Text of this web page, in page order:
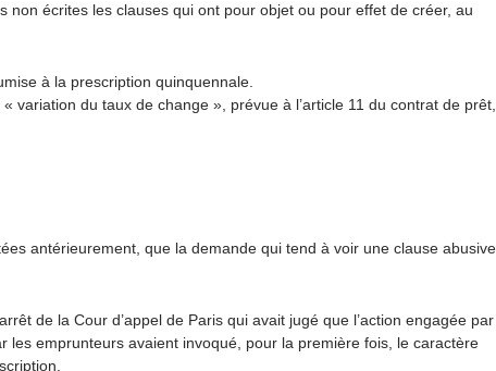
écrites les clauses qui ont pour objet ou pour effet de créer, au
à la prescription quinquennale.
du taux de change », prévue à l’article 11 du contrat de prêt,
antérieurement, que la demande qui tend à voir une clause abusive
de la Cour d’appel de Paris qui avait jugé que l’action engagée par
les emprunteurs avaient invoqué, pour la première fois, le caractère